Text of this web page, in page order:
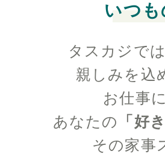
いつも
タスカジでは
親しみを込
お仕事
あなたの
「好
その家事